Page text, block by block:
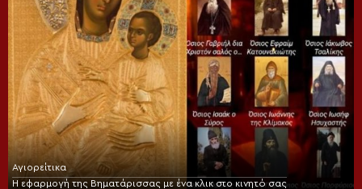
Αγιορείτικα
Η εφαρμογή της Βηματάρισσας με ένα κλικ στο κινητό σας